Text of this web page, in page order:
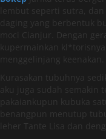
lembut seperti sutra,
daging yang berbentuk
moci Cianjur. Dengan
kupermainkan
menggelinjang keenakan.
Kurasakan tubuhnya
aku juga sudah
pakaiankupun kubuka
benangpun menutup
leher Tante Lisa dan